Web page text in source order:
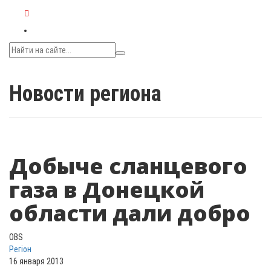
Новости региона
Добыче сланцевого
газа в Донецкой
области дали добро
OBS
Регіон
16 января 2013